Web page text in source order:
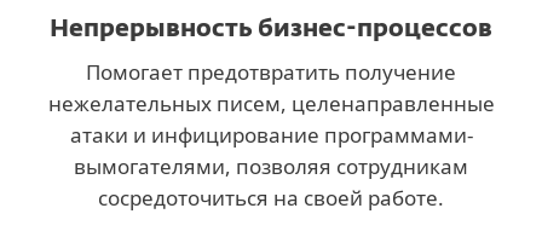
Непрерывность бизнес-процессов
Помогает предотвратить получение
нежелательных писем, целенаправленные
атаки и инфицирование программами-
вымогателями, позволяя сотрудникам
сосредоточиться на своей работе.